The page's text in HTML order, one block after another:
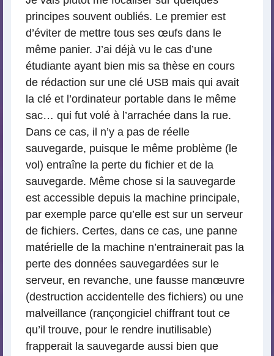
principes souvent oubliés. Le premier est
d’éviter de mettre tous ses œufs dans le
même panier. J’ai déjà vu le cas d’une
étudiante ayant bien mis sa thèse en cours
de rédaction sur une clé USB mais qui avait
la clé et l’ordinateur portable dans le même
sac… qui fut volé à l’arrachée dans la rue.
Dans ce cas, il n’y a pas de réelle
sauvegarde, puisque le même problème (le
vol) entraîne la perte du fichier et de la
sauvegarde. Même chose si la sauvegarde
est accessible depuis la machine principale,
par exemple parce qu’elle est sur un serveur
de fichiers. Certes, dans ce cas, une panne
matérielle de la machine n’entrainerait pas la
perte des données sauvegardées sur le
serveur, en revanche, une fausse manœuvre
(destruction accidentelle des fichiers) ou une
malveillance (rançongiciel chiffrant tout ce
qu’il trouve, pour le rendre inutilisable)
frapperait la sauvegarde aussi bien que